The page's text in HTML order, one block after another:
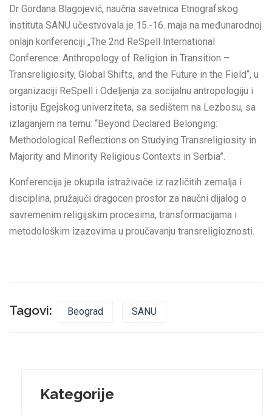
Dr Gordana Blagojević, naučna savetnica Etnografskog
instituta SANU učestvovala je 15.-16. maja na međunarodnoj
onlajn konferenciji „The 2nd ReSpell International
Conference: Anthropology of Religion in Transition –
Transreligiosity, Global Shifts, and the Future in the Field“, u
organizaciji ReSpell i Odeljenja za socijalnu antropologiju i
istoriju Egejskog univerziteta, sa sedištem na Lezbosu, sa
izlaganjem na temu: “Beyond Declared Belonging:
Methodological Reflections on Studying Transreligiosity in
Majority and Minority Religious Contexts in Serbia”.
Konferencija je okupila istraživače iz različitih zemalja i
disciplina, pružajući dragocen prostor za naučni dijalog o
savremenim religijskim procesima, transformacijama i
metodološkim izazovima u proučavanju transreligioznosti.
Tagovi: Beograd SANU
Kategorije